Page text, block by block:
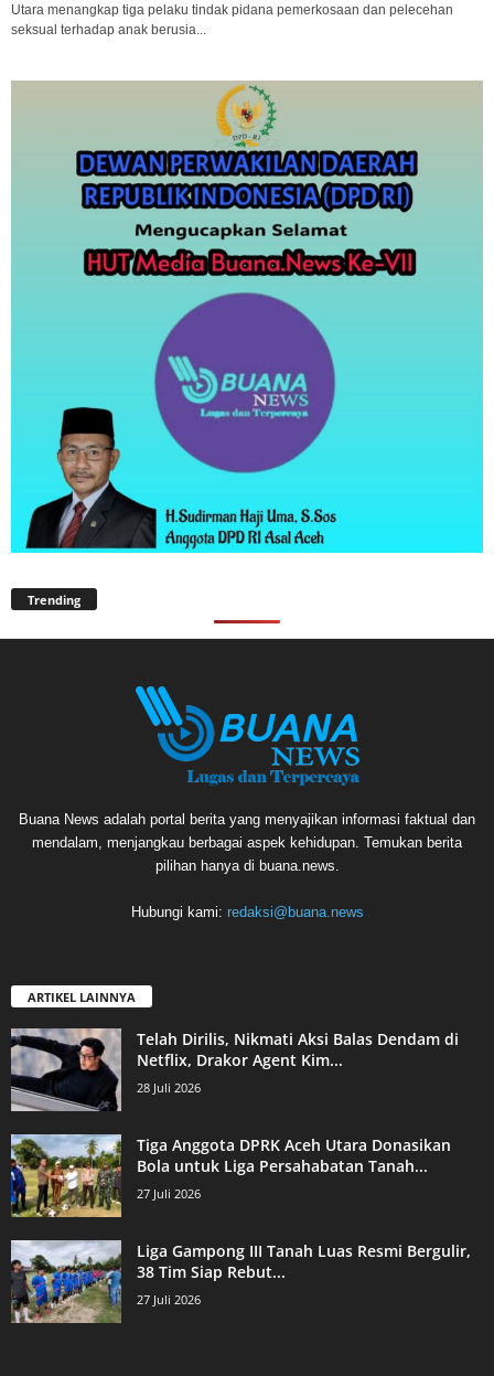
Utara menangkap tiga pelaku tindak pidana pemerkosaan dan pelecehan
seksual terhadap anak berusia...
Trending
Buana News adalah portal berita yang menyajikan informasi faktual dan
mendalam, menjangkau berbagai aspek kehidupan. Temukan berita
pilihan hanya di buana.news.
Hubungi kami: redaksi@buana.news
ARTIKEL LAINNYA
Telah Dirilis, Nikmati Aksi Balas Dendam di
Netflix, Drakor Agent Kim...
28 Juli 2026
Tiga Anggota DPRK Aceh Utara Donasikan
Bola untuk Liga Persahabatan Tanah...
27 Juli 2026
Liga Gampong III Tanah Luas Resmi Bergulir,
38 Tim Siap Rebut...
27 Juli 2026